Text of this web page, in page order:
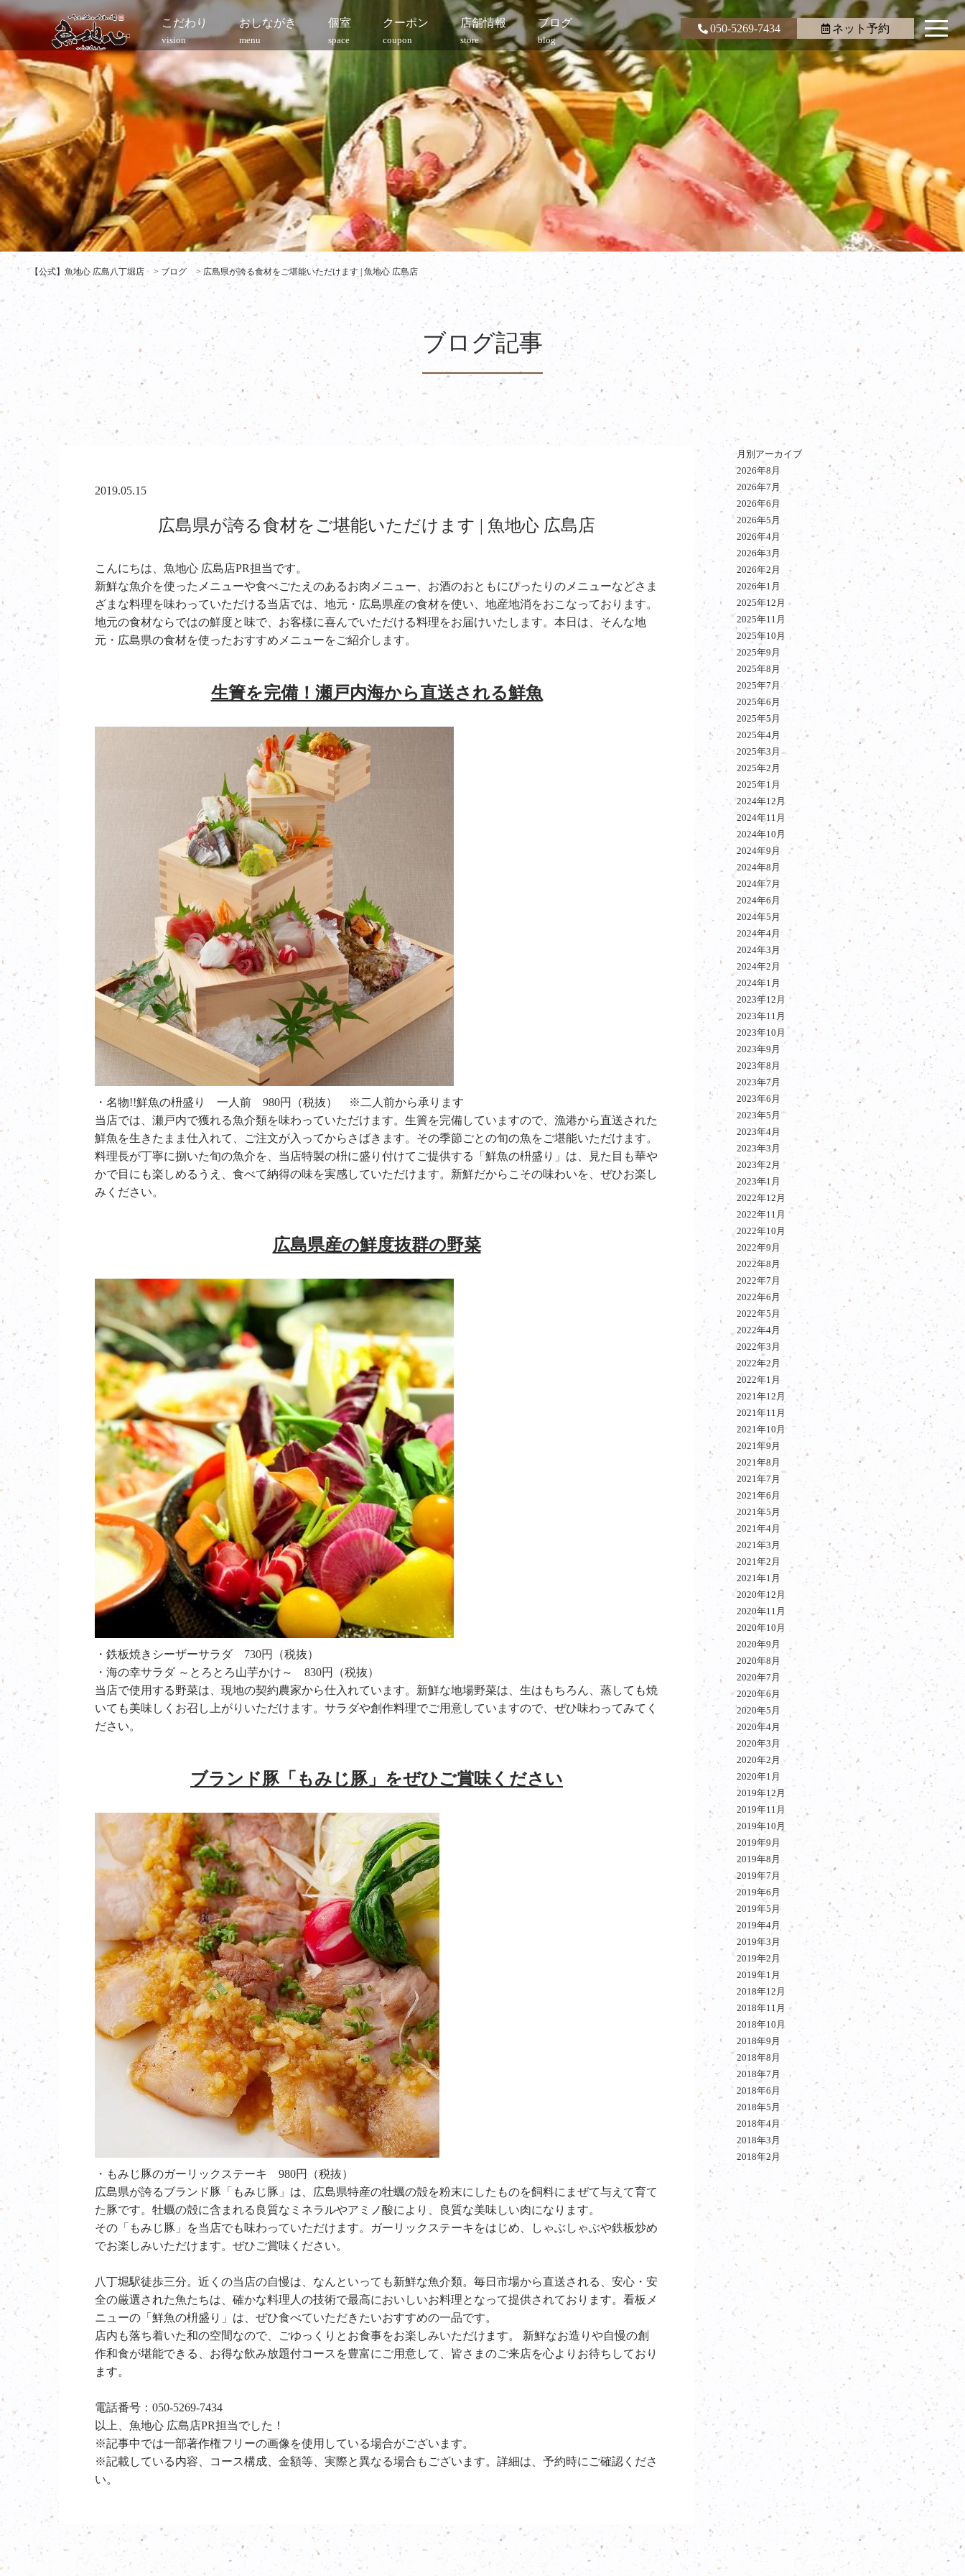
こだわり
vision
おしながき
menu
個室
space
クーポン
coupon
店舗情報
store
ブログ
blog
050-5269-7434 ネット予約
【公式】魚地心 広島八丁堀店 > ブログ > 広島県が誇る食材をご堪能いただけます | 魚地心 広島店
ブログ記事
2019.05.15
広島県が誇る食材をご堪能いただけます | 魚地心 広島店
こんにちは、魚地心 広島店PR担当です。
新鮮な魚介を使ったメニューや食べごたえのあるお肉メニュー、お酒のおともにぴったりのメニューなどさま
ざまな料理を味わっていただける当店では、地元・広島県産の食材を使い、地産地消をおこなっております。
地元の食材ならではの鮮度と味で、お客様に喜んでいただける料理をお届けいたします。本日は、そんな地
元・広島県の食材を使ったおすすめメニューをご紹介します。
生簀を完備！瀬戸内海から直送される鮮魚
・名物!!鮮魚の枡盛り 一人前 980円（税抜） ※二人前から承ります
当店では、瀬戸内で獲れる魚介類を味わっていただけます。生簀を完備していますので、漁港から直送された
鮮魚を生きたまま仕入れて、ご注文が入ってからさばきます。その季節ごとの旬の魚をご堪能いただけます。
料理長が丁寧に捌いた旬の魚介を、当店特製の枡に盛り付けてご提供する「鮮魚の枡盛り」は、見た目も華や
かで目にも楽しめるうえ、食べて納得の味を実感していただけます。新鮮だからこその味わいを、ぜひお楽し
みください。
広島県産の鮮度抜群の野菜
・鉄板焼きシーザーサラダ 730円（税抜）
・海の幸サラダ ～とろとろ山芋かけ～ 830円（税抜）
当店で使用する野菜は、現地の契約農家から仕入れています。新鮮な地場野菜は、生はもちろん、蒸しても焼
いても美味しくお召し上がりいただけます。サラダや創作料理でご用意していますので、ぜひ味わってみてく
ださい。
ブランド豚「もみじ豚」をぜひご賞味ください
・もみじ豚のガーリックステーキ 980円（税抜）
広島県が誇るブランド豚「もみじ豚」は、広島県特産の牡蠣の殻を粉末にしたものを飼料にまぜて与えて育て
た豚です。牡蠣の殻に含まれる良質なミネラルやアミノ酸により、良質な美味しい肉になります。
その「もみじ豚」を当店でも味わっていただけます。ガーリックステーキをはじめ、しゃぶしゃぶや鉄板炒め
でお楽しみいただけます。ぜひご賞味ください。
八丁堀駅徒歩三分。近くの当店の自慢は、なんといっても新鮮な魚介類。毎日市場から直送される、安心・安
全の厳選された魚たちは、確かな料理人の技術で最高においしいお料理となって提供されております。看板メ
ニューの「鮮魚の枡盛り」は、ぜひ食べていただきたいおすすめの一品です。
店内も落ち着いた和の空間なので、ごゆっくりとお食事をお楽しみいただけます。 新鮮なお造りや自慢の創
作和食が堪能できる、お得な飲み放題付コースを豊富にご用意して、皆さまのご来店を心よりお待ちしており
ます。
電話番号：050-5269-7434
以上、魚地心 広島店PR担当でした！
※記事中では一部著作権フリーの画像を使用している場合がございます。
※記載している内容、コース構成、金額等、実際と異なる場合もございます。詳細は、予約時にご確認くださ
い。
月別アーカイブ
2026年8月
2026年7月
2026年6月
2026年5月
2026年4月
2026年3月
2026年2月
2026年1月
2025年12月
2025年11月
2025年10月
2025年9月
2025年8月
2025年7月
2025年6月
2025年5月
2025年4月
2025年3月
2025年2月
2025年1月
2024年12月
2024年11月
2024年10月
2024年9月
2024年8月
2024年7月
2024年6月
2024年5月
2024年4月
2024年3月
2024年2月
2024年1月
2023年12月
2023年11月
2023年10月
2023年9月
2023年8月
2023年7月
2023年6月
2023年5月
2023年4月
2023年3月
2023年2月
2023年1月
2022年12月
2022年11月
2022年10月
2022年9月
2022年8月
2022年7月
2022年6月
2022年5月
2022年4月
2022年3月
2022年2月
2022年1月
2021年12月
2021年11月
2021年10月
2021年9月
2021年8月
2021年7月
2021年6月
2021年5月
2021年4月
2021年3月
2021年2月
2021年1月
2020年12月
2020年11月
2020年10月
2020年9月
2020年8月
2020年7月
2020年6月
2020年5月
2020年4月
2020年3月
2020年2月
2020年1月
2019年12月
2019年11月
2019年10月
2019年9月
2019年8月
2019年7月
2019年6月
2019年5月
2019年4月
2019年3月
2019年2月
2019年1月
2018年12月
2018年11月
2018年10月
2018年9月
2018年8月
2018年7月
2018年6月
2018年5月
2018年4月
2018年3月
2018年2月